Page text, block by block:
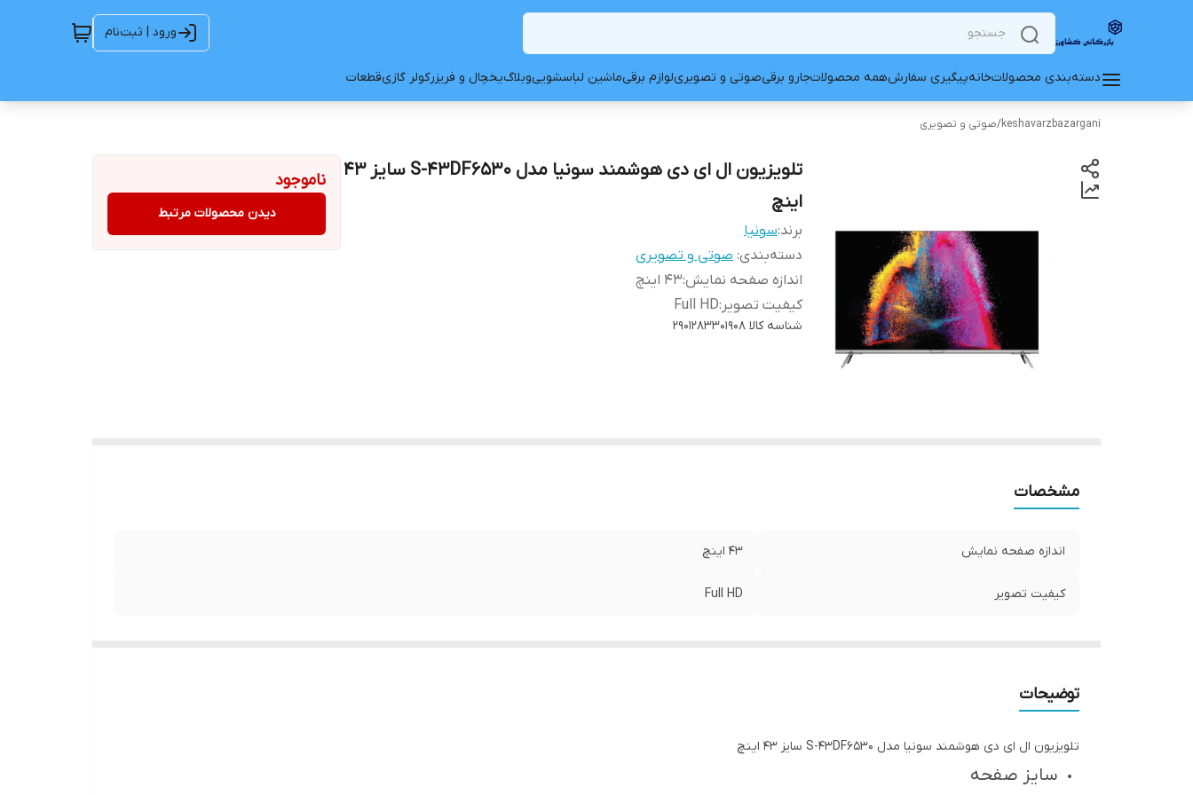
ورود | ثبت‌نام
دسته‌بندی محصولاتخانهپیگیری سفارشهمه محصولاتجارو برقیصوتی و تصویریلوازم برقیماشین لباسشوییوبلاگیخچال و فریزرکولر گازیقطعات
keshavarzbazargani
/صوتی و تصویری
تلویزیون ال ای دی هوشمند سونیا مدل S-43DF6530 سایز 43
اینچ
برند:سونیا
دسته‌بندی: صوتی و تصویری
اندازه صفحه نمایش:۴۳ اینچ
کیفیت تصویر :
Full HD
شناسه کالا ۲۹۰۱۲۸۳۳۰۱۹۰۸
ناموجود
دیدن محصولات مرتبط
مشخصات
اندازه صفحه نمایش ۴۳ اینچ
کیفیت تصویر Full HD
توضیحات
تلویزیون ال ای دی هوشمند سونیا مدل S-43DF6530 سایز 43 اینچ
سایز صفحه